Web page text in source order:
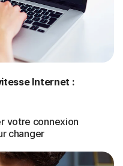
Internet :
votre connexion
changer